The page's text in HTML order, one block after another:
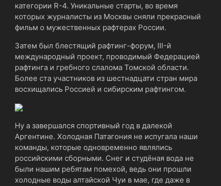
категории R-4. Уникальные старты, во время
которых журналисты из Москвы сняли прекрасный
фильм о мужественных рафтерах России.
Затем был блестящий рафтинг-форум, III-й
международный проект, проводимый Федерацией
рафтинга и гребного слалома Томской области.
Более ста участников из шестнадцати стран мира
восхищались Россией и сибирским рафтингом.
Ну а завершался спортивный год в далекой
Аргентине. Холодная Патагония не испугала наши
команды, которые одновременно являлись
российскими сборными. Снег и студёная вода не
были нашим ребятам помехой, ведь они прошли
холодные воды алтайской Чуи в мае, где даже в